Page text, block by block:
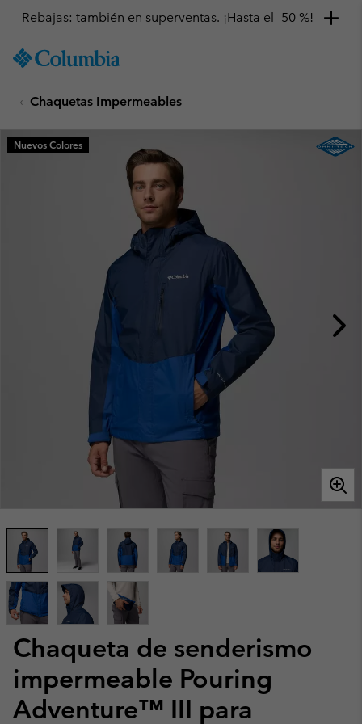
TO
SKIP
MAIN
NAV
Rebajas: también en superventas. ¡Hasta el -50 %!
Chaquetas Impermeables
Chaqueta de senderismo
impermeable Pouring
Adventure™ III para
Nuevos Colores